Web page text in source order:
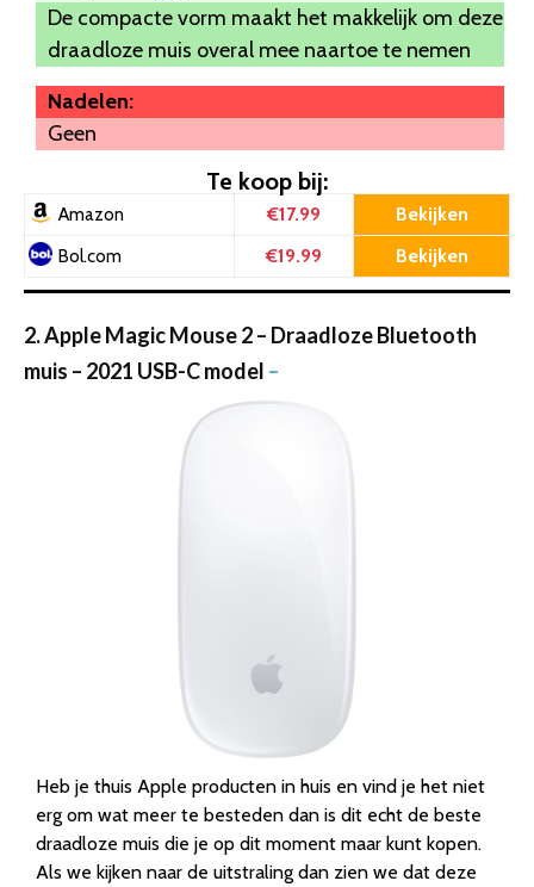
De compacte vorm maakt het makkelijk om deze
draadloze muis overal mee naartoe te nemen
Nadelen:
Geen
Te koop bij:
Amazon €17.99 Bekijken
Bol.com €19.99 Bekijken
2. Apple Magic Mouse 2 – Draadloze Bluetooth
muis – 2021 USB-C model –
Heb je thuis Apple producten in huis en vind je het niet
erg om wat meer te besteden dan is dit echt de beste
draadloze muis die je op dit moment maar kunt kopen.
Als we kijken naar de uitstraling dan zien we dat deze